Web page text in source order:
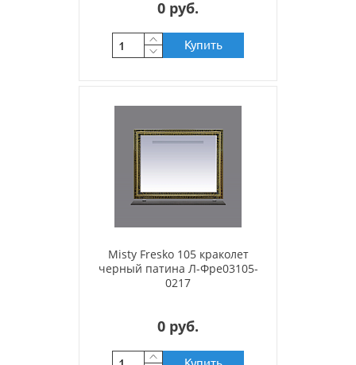
0 руб.
Купить
Misty Fresko 105 краколет
черный патина Л-Фре03105-
0217
0 руб.